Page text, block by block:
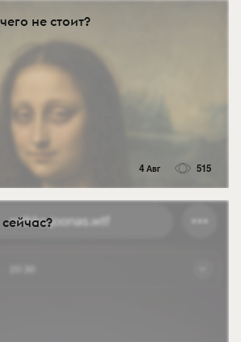
не стоит?
4 Авг 515